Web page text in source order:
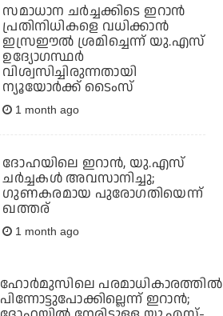
സമാധാന ചർച്ചക്കിടെ ഇറാൻ
പ്രതിനിധികളെ വധിക്കാൻ
ഇസ്രഈൽ ശ്രമിച്ചെന്ന് യു.എസ്
ഉദ്യോഗസ്ഥർ
വിശ്വസിച്ചിരുന്നതായി
ന്യൂയോർക്ക് ടൈംസ്
1 month ago
ദോഹയിലെ ഇറാന്‍, യു.എസ്
ചര്‍ച്ചകള്‍ അവസാനിച്ചു;
ഗുണകരമായ പുരോഗതിയെന്ന്
ഖത്തര്
1 month ago
ഹോര്‍മുസിലെ പരമാധികാരത്തില്‍
പിന്നോട്ടുപോക്കില്ലെന്ന് ഇറാന്‍;